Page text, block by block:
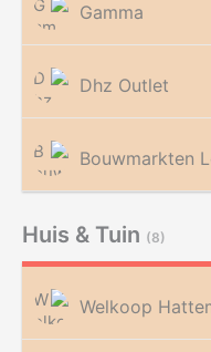
Gamma
Dhz Outlet
Bouwmarkten
Huis & Tuin (8)
Welkoop